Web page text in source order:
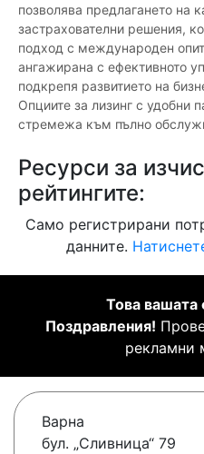
позволява предлагането на
застрахователни решения,
подход с международен
ангажирана с ефективното
подкрепя развитието на
Опциите за лизинг с удобни
стремежа към пълно
Ресурси за
рейтингите:
Само регистрирани
данните.
Това
Поздравления!
рекламни
Варна
бул. „Сливница“ 79